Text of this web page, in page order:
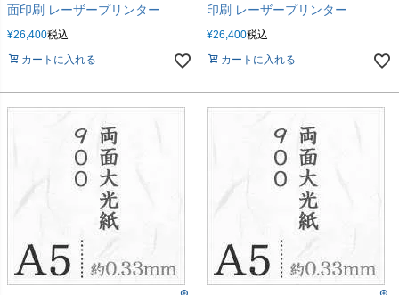
面印刷 レーザープリンター
¥26,400税込
カートに入れる
印刷 レーザープリンター
¥26,400税込
カートに入れる